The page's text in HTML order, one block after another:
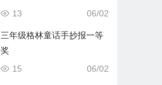
06/02
13
三年级格林童话手抄报一等
奖
06/02
15